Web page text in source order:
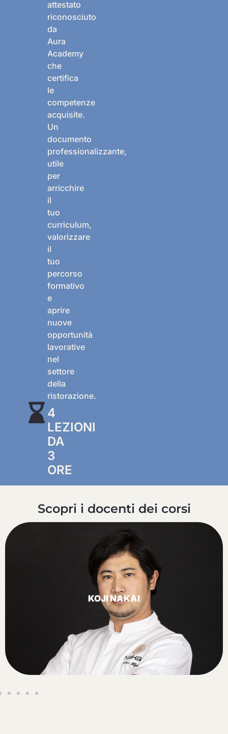
attestato
riconosciuto
da
Aura
Academy
che
certifica
le
competenze
acquisite.
Un
documento
professionalizzante,
utile
per
arricchire
il
tuo
curriculum,
valorizzare
il
tuo
percorso
formativo
e
aprire
nuove
opportunità
lavorative
nel
settore
della
ristorazione.
4
LEZIONI
DA
3
ORE
Scopri i docenti dei corsi
KOJI NAKAI